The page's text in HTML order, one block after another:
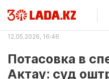
12.05.2026, 16:46
Потасовка в
Актау: суд